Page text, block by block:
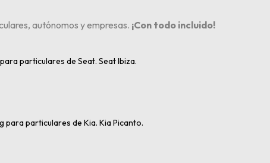
autónomos y empresas. ¡Con todo incluido!